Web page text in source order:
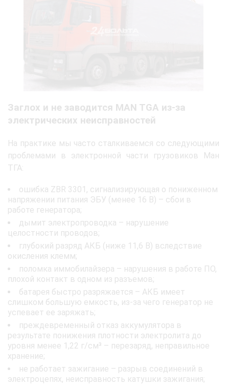
Заглох и не заводится MAN TGA из-за
электрических неисправностей
На практике мы часто сталкиваемся со следующими
проблемами в электронной части грузовиков Ман
ТГА:
ошибка ZBR 3301, сигнализирующая о пониженном
напряжении питания ЭБУ (менее 16 В) – сбои в
работе генератора;
дымит электропроводка – нарушение
целостности проводов;
глубокий разряд АКБ (ниже 11,6 В) вследствие
окисления клемм;
поломка иммобилайзера – нарушения в работе ПО,
плохой контакт в одном из разъемов;
батарея быстро разряжается – АКБ имеет
слишком большую емкость, из-за чего генератор не
успевает ее заряжать;
преждевременный отказ аккумулятора в
результате понижения плотности электролита до
уровня менее 1,22 г/см³ – перезаряд, неправильное
хранение;
не работает зажигание – разрыв соединений в
электроцепях, неисправность катушки зажигания;